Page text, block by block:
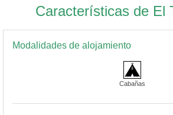
Características de El
Modalidades de alojamiento
Cabañas